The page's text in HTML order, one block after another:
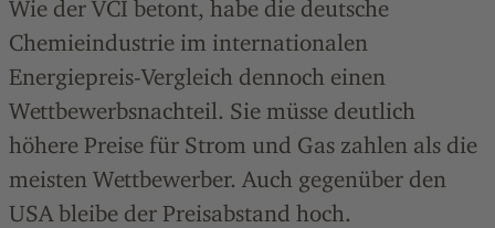
Wie der VCI betont, habe die deutsche
Chemieindustrie im internationalen
Energiepreis-Vergleich dennoch einen
Wettbewerbsnachteil. Sie müsse deutlich
höhere Preise für Strom und Gas zahlen als die
meisten Wettbewerber. Auch gegenüber den
USA bleibe der Preisabstand hoch.